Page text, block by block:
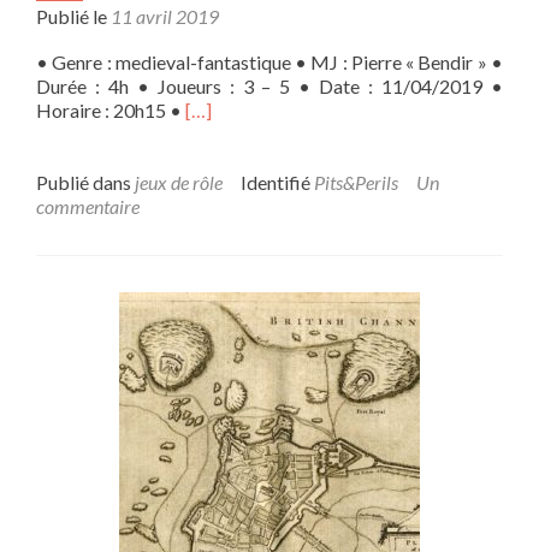
Publié le 11 avril 2019
• Genre : medieval-fantastique • MJ : Pierre « Bendir » •
Durée : 4h • Joueurs : 3 – 5 • Date : 11/04/2019 •
Horaire : 20h15 • En
sur[one-
:
« Le
Seigneur
sous
les
lattes »
[…]
Publié dans jeux de rôle Identifié Pits&Perils
Un
commentaire